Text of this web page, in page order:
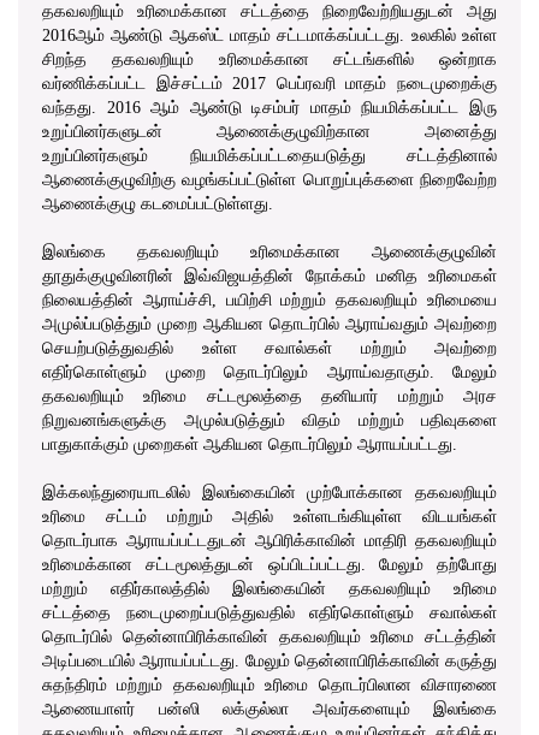
தகவலறியும் உரிமைக்கான சட்டத்தை நிறைவேற்றியதுடன் அது
2016ஆம் ஆண்டு ஆகஸ்ட் மாதம் சட்டமாக்கப்பட்டது. உலகில் உள்ள
சிறந்த தகவலறியும் உரிமைக்கான சட்டங்களில் ஒன்றாக
வர்ணிக்கப்பட்ட இச்சட்டம் 2017 பெப்ரவரி மாதம் நடைமுறைக்கு
வந்தது. 2016 ஆம் ஆண்டு டிசம்பர் மாதம் நியமிக்கப்பட்ட இரு
உறுப்பினர்களுடன் ஆணைக்குழுவிற்கான அனைத்து
உறுப்பினர்களும் நியமிக்கப்பட்டதையடுத்து சட்டத்தினால்
ஆணைக்குழுவிற்கு வழங்கப்பட்டுள்ள பொறுப்புக்களை நிறைவேற்ற
ஆணைக்குழு கடமைப்பட்டுள்ளது.
இலங்கை தகவலறியும் உரிமைக்கான ஆணைக்குழுவின்
தூதுக்குழுவினரின் இவ்விஜயத்தின் நோக்கம் மனித உரிமைகள்
நிலையத்தின் ஆராய்ச்சி, பயிற்சி மற்றும் தகவலறியும் உரிமையை
அமுல்ப்படுத்தும் முறை ஆகியன தொடர்பில் ஆராய்வதும் அவற்றை
செயற்படுத்துவதில் உள்ள சவால்கள் மற்றும் அவற்றை
எதிர்கொள்ளும் முறை தொடர்பிலும் ஆராய்வதாகும். மேலும்
தகவலறியும் உரிமை சட்டமூலத்தை தனியார் மற்றும் அரச
நிறுவனங்களுக்கு அமுல்படுத்தும் விதம் மற்றும் பதிவுகளை
பாதுகாக்கும் முறைகள் ஆகியன தொடர்பிலும் ஆராயப்பட்டது.
இக்கலந்துரையாடலில் இலங்கையின் முற்போக்கான தகவலறியும்
உரிமை சட்டம் மற்றும் அதில் உள்ளடங்கியுள்ள விடயங்கள்
தொடர்பாக ஆராயப்பட்டதுடன் ஆபிரிக்காவின் மாதிரி தகவலறியும்
உரிமைக்கான சட்டமூலத்துடன் ஒப்பிடப்பட்டது. மேலும் தற்போது
மற்றும் எதிர்காலத்தில் இலங்கையின் தகவலறியும் உரிமை
சட்டத்தை நடைமுறைப்படுத்துவதில் எதிர்கொள்ளும் சவால்கள்
தொடர்பில் தென்னாபிரிக்காவின் தகவலறியும் உரிமை சட்டத்தின்
அடிப்படையில் ஆராயப்பட்டது. மேலும் தென்னாபிரிக்காவின் கருத்து
சுதந்திரம் மற்றும் தகவலறியும் உரிமை தொடர்பிலான விசாரணை
ஆணையாளர் பன்ஸி லக்குல்லா அவர்களையும் இலங்கை